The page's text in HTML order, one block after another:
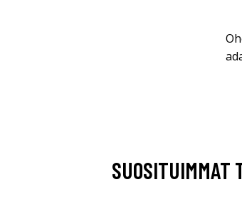
SUOSITUIMMAT